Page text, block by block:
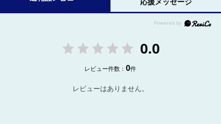
応援メッセージ
0.0
レビュー件数：0件
レビューはありません。